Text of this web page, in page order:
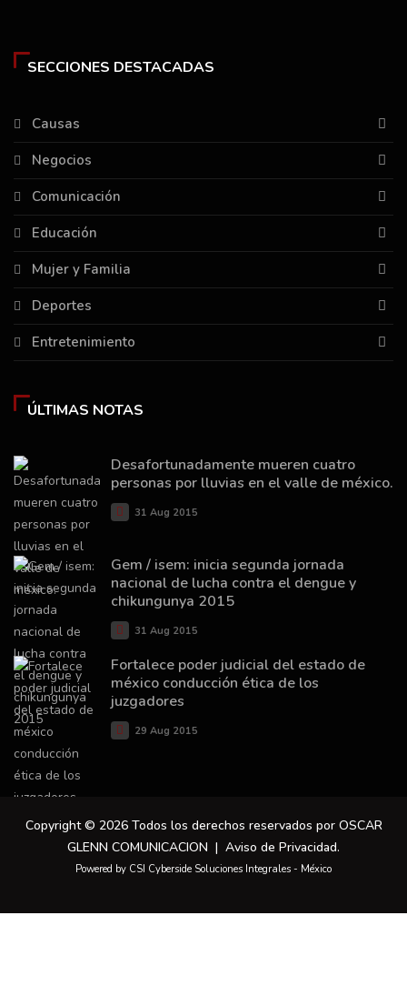
SECCIONES DESTACADAS
Causas
Negocios
Comunicación
Educación
Mujer y Familia
Deportes
Entretenimiento
ÚLTIMAS NOTAS
Desafortunadamente mueren cuatro
personas por lluvias en el valle de méxico.
31 Aug 2015
Gem / isem: inicia segunda jornada
nacional de lucha contra el dengue y
chikungunya 2015
31 Aug 2015
Fortalece poder judicial del estado de
méxico conducción ética de los
juzgadores
29 Aug 2015
Copyright © 2026 Todos los derechos reservados por OSCAR
GLENN COMUNICACION | Aviso de Privacidad.
Powered by CSI Cyberside Soluciones Integrales - México